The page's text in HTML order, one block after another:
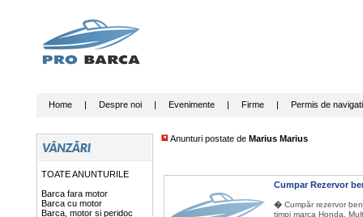
Home | Despre noi | Evenimente | Firme | Permis de
TOATE ANUNTURILE
Barca fara motor
Barca cu motor
Barca, motor si peridoc
Anunturi postate de Marius Marius
Cumpar Rezervor
� Cumpăr rezervor
timpi marca Honda.